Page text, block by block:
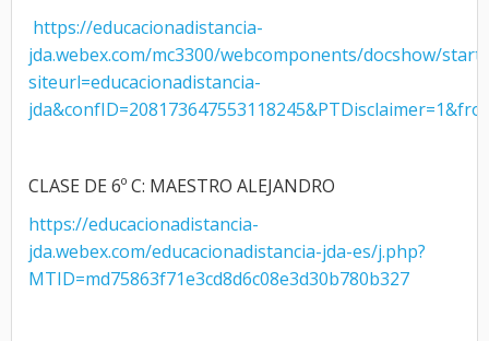
https://educacionadistancia-
jda.webex.com/mc3300/webcomponents/docshow/
siteurl=educacionadistancia-
CLASE DE 6º C: MAESTRO ALEJANDRO
https://educacionadistancia-
jda.webex.com/educacionadistancia-jda-es/j.php?
MTID=md75863f71e3cd8d6c08e3d30b780b327